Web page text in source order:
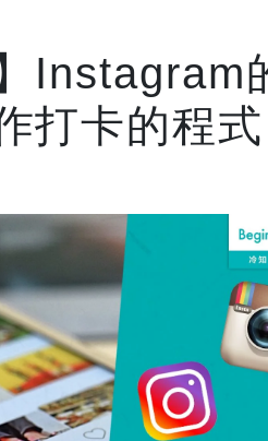
Instagram
打卡的程式